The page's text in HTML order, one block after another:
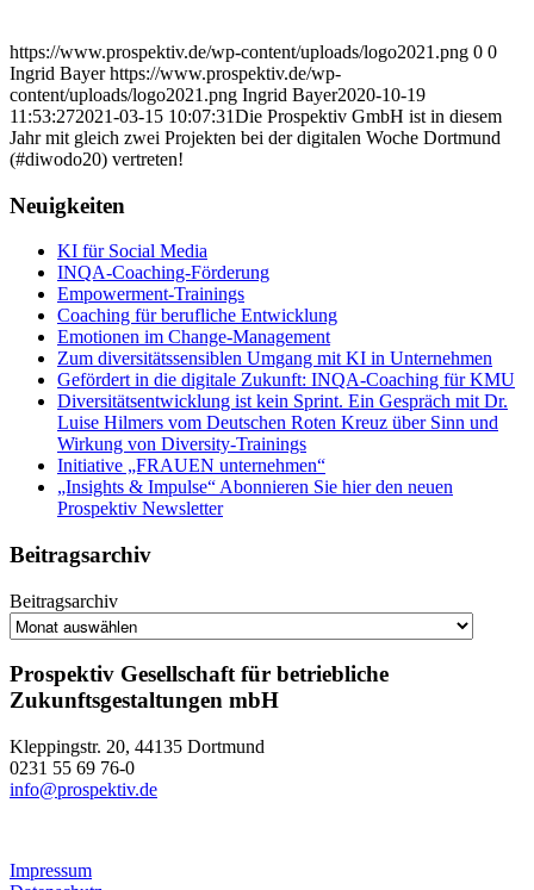
https://www.prospektiv.de/wp-content/uploads/logo2021.png 0 0
Ingrid Bayer https://www.prospektiv.de/wp-
content/uploads/logo2021.png Ingrid Bayer2020-10-19
11:53:272021-03-15 10:07:31Die Prospektiv GmbH ist in diesem
Jahr mit gleich zwei Projekten bei der digitalen Woche Dortmund
(#diwodo20) vertreten!
Neuigkeiten
KI für Social Media
INQA-Coaching-Förderung
Empowerment-Trainings
Coaching für berufliche Entwicklung
Emotionen im Change-Management
Zum diversitätssensiblen Umgang mit KI in Unternehmen
Gefördert in die digitale Zukunft: INQA-Coaching für KMU
Diversitätsentwicklung ist kein Sprint. Ein Gespräch mit Dr.
Luise Hilmers vom Deutschen Roten Kreuz über Sinn und
Wirkung von Diversity-Trainings
Initiative „FRAUEN unternehmen“
„Insights & Impulse“ Abonnieren Sie hier den neuen
Prospektiv Newsletter
Beitragsarchiv
Beitragsarchiv
Prospektiv Gesellschaft für betriebliche
Zukunftsgestaltungen mbH
Kleppingstr. 20, 44135 Dortmund
0231 55 69 76-0
info@prospektiv.de
Impressum